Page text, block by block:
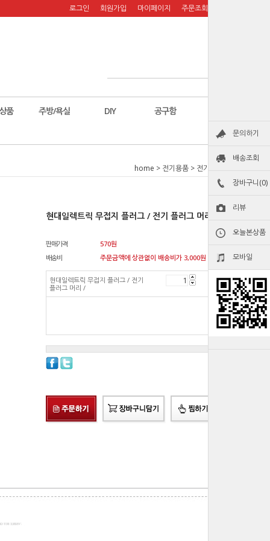
문의하기
배송조회
장바구니(0)
리뷰
오늘본상품
모바일
로그인 회원가입 마이페이지 주문조회
품 주방/욕실 DIY 공구함
home > 전기용품 > 전기/전자부품
현대일렉트릭 무접지 플러그 / 전기 플러그 머리 /
판매가격 570원
배송비
주문금액에 상관없이 배송비가 3,000원 청구됩니다.원
현대일렉트릭 무접지 플러그 / 전기
플러그 머리 /
570 원
총 상품 금액
570원